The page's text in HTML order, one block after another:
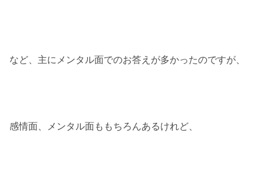
など、主にメンタル面でのお答えが多かったのですが、
感情面、メンタル面ももちろんあるけれど、